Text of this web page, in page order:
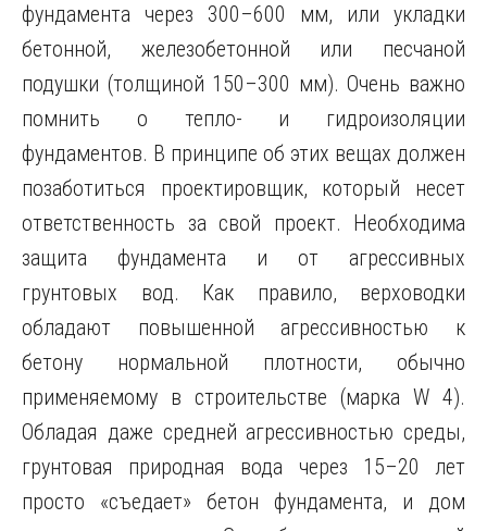
фундамента через 300–600 мм, или укладки
бетонной, железобетонной или песчаной
подушки (толщиной 150–300 мм). Очень важно
помнить о тепло- и гидроизоляции
фундаментов. В принципе об этих вещах должен
позаботиться проектировщик, который несет
ответственность за свой проект. Необходима
защита фундамента и от агрессивных
грунтовых вод. Как правило, верховодки
обладают повышенной агрессивностью к
бетону нормальной плотности, обычно
применяемому в строительстве (марка W 4).
Обладая даже средней агрессивностью среды,
грунтовая природная вода через 15–20 лет
просто «съедает» бетон фундамента, и дом